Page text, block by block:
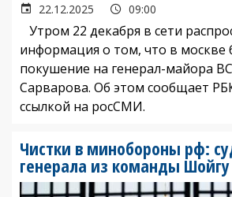
22.12.2025 09:00
Утром 22 декабря в сети
информация о том, что в москве
покушение на генерал-майора
Сарварова. Об этом сообщает
ссылкой на росСМИ.
Чистки в минобороны рф:
генерала из команды Шойгу